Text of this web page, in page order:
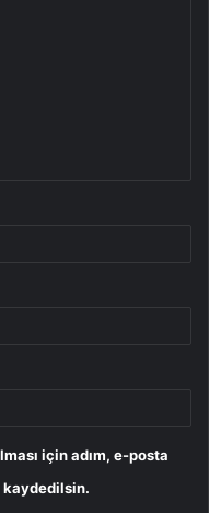
için adım, e-posta
kaydedilsin.